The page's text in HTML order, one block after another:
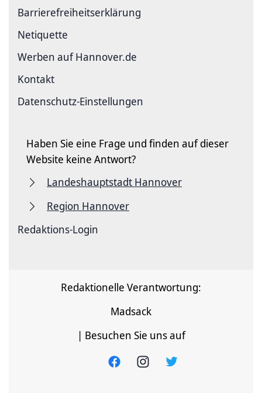
Barriere­freiheits­erklärung
Netiquette
Werben auf Hannover.de
Kontakt
Datenschutz-Einstellungen
Haben Sie eine Frage und finden auf dieser
Website keine Antwort?
Landeshauptstadt Hannover
Region Hannover
Redaktions-Login
Redaktionelle Verantwortung:
Madsack
| Besuchen Sie uns auf